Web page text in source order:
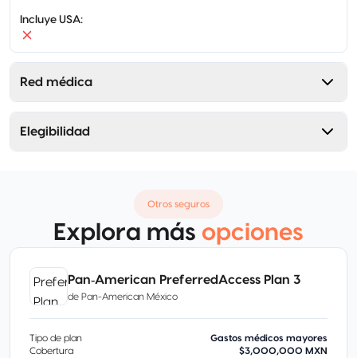
Incluye USA:
Red médica
Elegibilidad
Otros seguros
Explora más opciones
Pan‑American PreferredAccess Plan 3
de Pan-American México
Tipo de plan
Gastos médicos mayores
Cobertura
$3,000,000 MXN